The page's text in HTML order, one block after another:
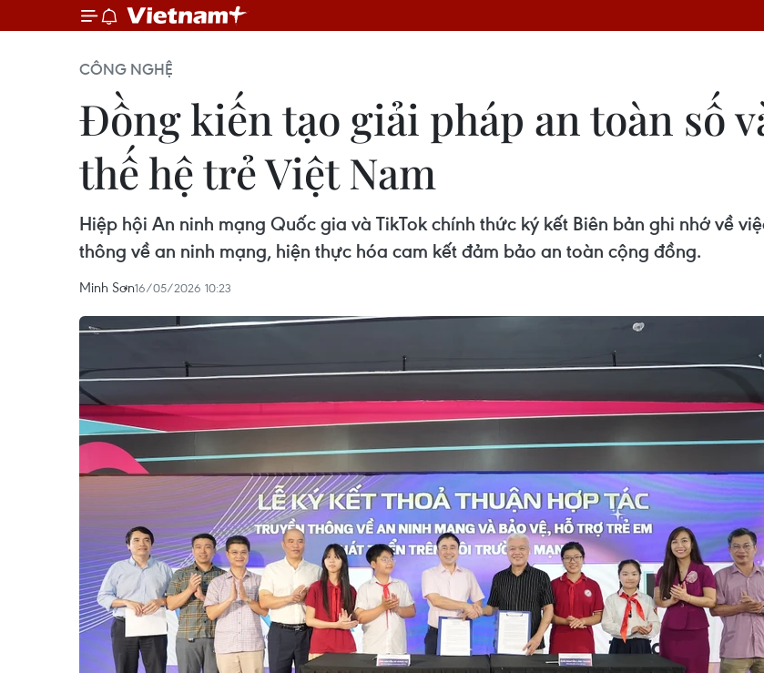
CÔNG NGHỆ
Đồng kiến tạo giải pháp an toàn số
thế hệ trẻ Việt Nam
Hiệp hội An ninh mạng Quốc gia và TikTok chính thức ký kết Biên bản ghi nhớ về
thông về an ninh mạng, hiện thực hóa cam kết đảm bảo an toàn cộng đồng.
Minh Sơn16/05/2026 10:23